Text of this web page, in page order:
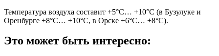
Температура воздуха составит +5°C… +10°C (в Бузулуке и
Оренбурге +8°C… +10°C, в Орске +6°C… +8°C).
Это может быть интересно: